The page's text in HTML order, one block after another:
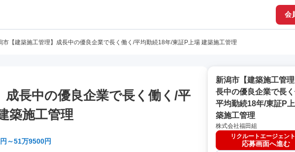
会
市【建築施工管理】成長中の優良企業で長く働く/平均勤続18年/東証P上場 建築施工管理
成長中の優良企業で長く働く/平
築施工管理
～51万9500円
新潟市【建築施工管
長中の優良企業で長
平均勤続18年/東証P
築施工管理
株式会社福田組
リクルートエージェン
応募画面へ進む